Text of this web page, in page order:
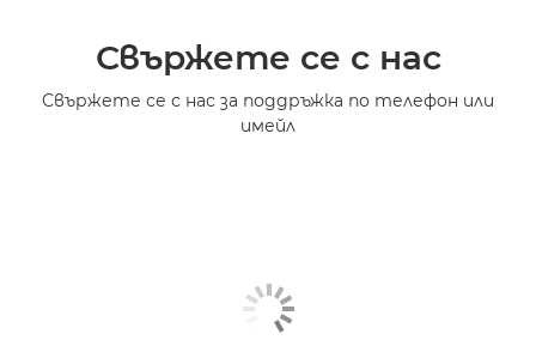
Свържете се с нас
Свържете се с нас за поддръжка по телефон или
имейл